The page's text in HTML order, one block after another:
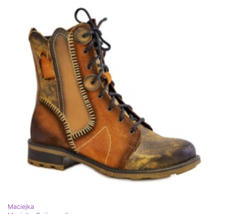
Maciejka